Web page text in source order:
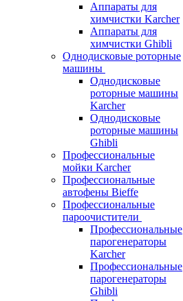
Аппараты для
химчистки Karcher
Аппараты для
химчистки Ghibli
Однодисковые роторные
машины
Однодисковые
роторные машины
Karcher
Однодисковые
роторные машины
Ghibli
Профессиональные
мойки Karcher
Профессиональные
автофены Bieffe
Профессиональные
пароочистители
Профессиональные
парогенераторы
Karcher
Профессиональные
парогенераторы
Ghibli